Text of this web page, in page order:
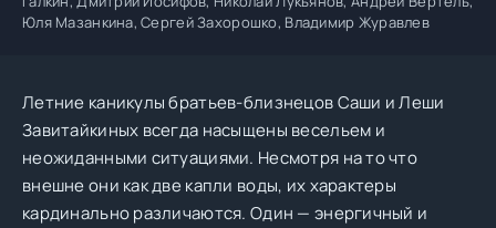
Юля Мазанкина, Сергей Захорошко, Владимир Журавлев
Летние каникулы братьев-близнецов Саши и Леши
Завитайкиных всегда насыщены весельем и
неожиданными ситуациями. Несмотря на то что
внешне они как две капли воды, их характеры
кардинально различаются. Один — энергичный и